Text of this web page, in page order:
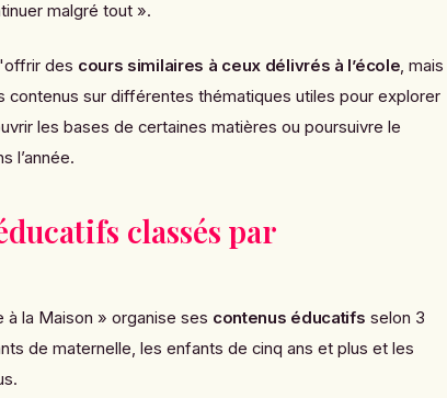
malgré tout ».
des cours similaires à ceux délivrés à l’école, mais
contenus sur différentes thématiques utiles pour explorer
les bases de certaines matières ou poursuivre le
l’année.
classés par
à la Maison » organise ses contenus éducatifs selon 3
de maternelle, les enfants de cinq ans et plus et les